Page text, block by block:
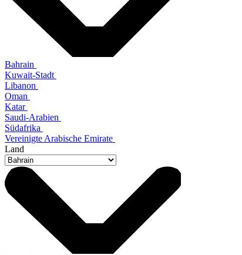
Bahrain
Kuwait-Stadt
Libanon
Oman
Katar
Saudi-Arabien
Südafrika
Vereinigte Arabische Emirate
Land